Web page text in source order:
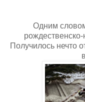
Одним
Получилось нечто